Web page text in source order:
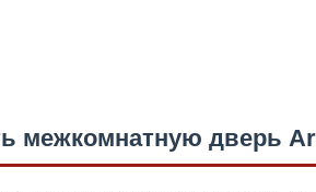
межкомнатную дверь